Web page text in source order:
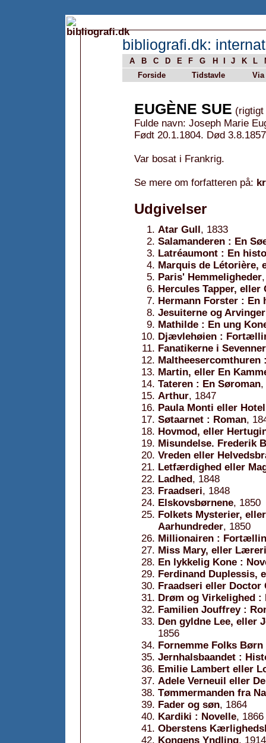
bibliografi.dk:
A B C D E F G H J K L
Forside
Tidstavle Via
EUGÈNE SUE (rigtigt
Fulde navn: Joseph Marie
Født 20.1.1804. Død
Var bosat i Frankrig.
Se mere om forfatteren på:
Udgivelser
Atar Gull, 1833
Salamanderen : En
Latréaumont : En
Marquis de Létorière,
Paris' Hemmeligheder
Hercules Tapper,
Hermann Forster :
Jesuiterne og
Mathilde : En ung
Djævlehøien :
Fanatikerne i
Maltheesercomthuren
Martin, eller En
Tateren : En Søroman,
Arthur, 1847
Paula Monti eller
Søtaarnet : Roman,
Hovmod, eller
Misundelse. Frederik
Vreden eller
Letfærdighed eller
Ladhed, 1848
Fraadseri, 1848
Elskovsbørnene, 1850
Folkets Mysterier,
Aarhundreder, 1850
Millionairen :
Miss Mary, eller
En lykkelig Kone :
Ferdinand Duplessis,
Fraadseri eller Doctor
Drøm og Virkelighed :
Familien Jouffrey :
Den gyldne Lee, eller
1856
Fornemme Folks Børn
Jernhalsbaandet :
Emilie Lambert eller
Adele Verneuil eller
Tømmermanden fra
Fader og søn, 1864
Kardiki : Novelle, 1866
Oberstens
Kongens Yndling, 1914